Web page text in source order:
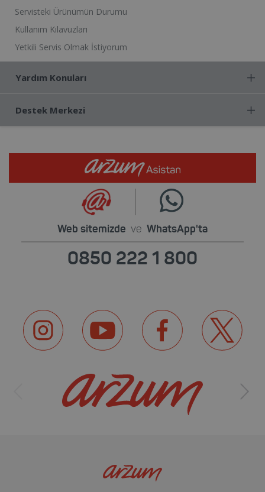
Servisteki Ürünümün Durumu
Kullanım Kılavuzları
Yetkili Servis Olmak İstiyorum
Yardım Konuları
Destek Merkezi
Web sitemizde ve WhatsApp'ta
0850 222 1 800